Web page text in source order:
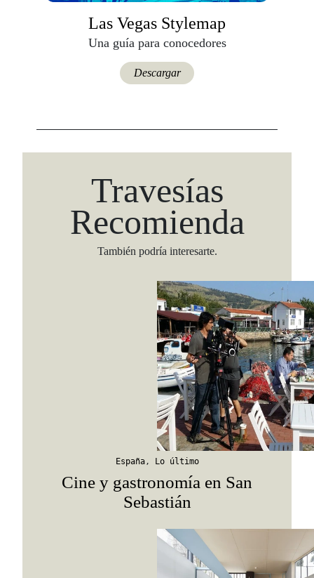
Las Vegas Stylemap
Una guía para conocedores
Descargar
Travesías
Recomienda
También podría interesarte.
España, Lo último
Cine y gastronomía en San
Sebastián
Viaja con Travesías, recibe cada semana
itinerarios, tips de insider y las guías más